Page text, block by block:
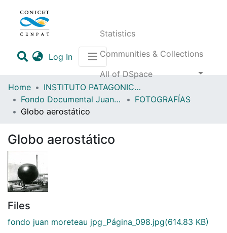
Statistics
Communities & Collections
All of DSpace
Log In(current)
Home
INSTITUTO PATAGONICO DE CIENCIAS SOCIALES Y HUMANAS (IPCSH)
Fondo Documental Juan Moreteau (FDJM)
FOTOGRAFÍAS
Globo aerostático
Globo aerostático
Files
fondo juan moreteau jpg_Página_098.jpg(614.83 KB)